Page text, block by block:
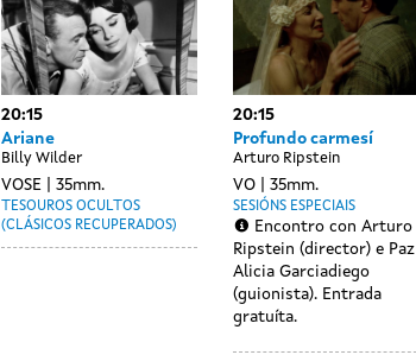
20:15
Ariane
Billy Wilder
VOSE 35mm.
TESOUROS OCULTOS
(CLÁSICOS RECUPERADOS)
20:15
Profundo carmesí
Arturo Ripstein
VO 35mm.
SESIÓNS ESPECIAIS
Encontro con Arturo
Ripstein (director) e Paz
Alicia Garciadiego
(guionista). Entrada
gratuíta.